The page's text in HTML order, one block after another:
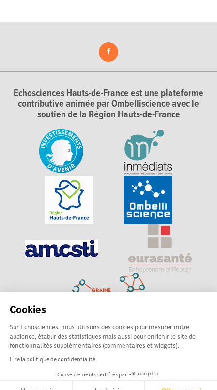
Cookies
Sur Echosciences, nous utilisons des cookies pour mesurer notre
audience, établir des statistiques mais aussi pour enrichir le site de
fonctionnalités supplémentaires (commentaires et widgets).
Lire la politique de confidentialité
Consentements certifiés par
Echosciences Hauts-de-France est une plateforme
contributive animée par Ombelliscience avec le
soutien de la Région Hauts-de-France
Explorer, s’exprimer, rentrer en contact : Echosciences
Hauts-de-France est le réseau social des amateurs de
sciences et de technologies du territoire
Mentions légales|Politique de confidentialité